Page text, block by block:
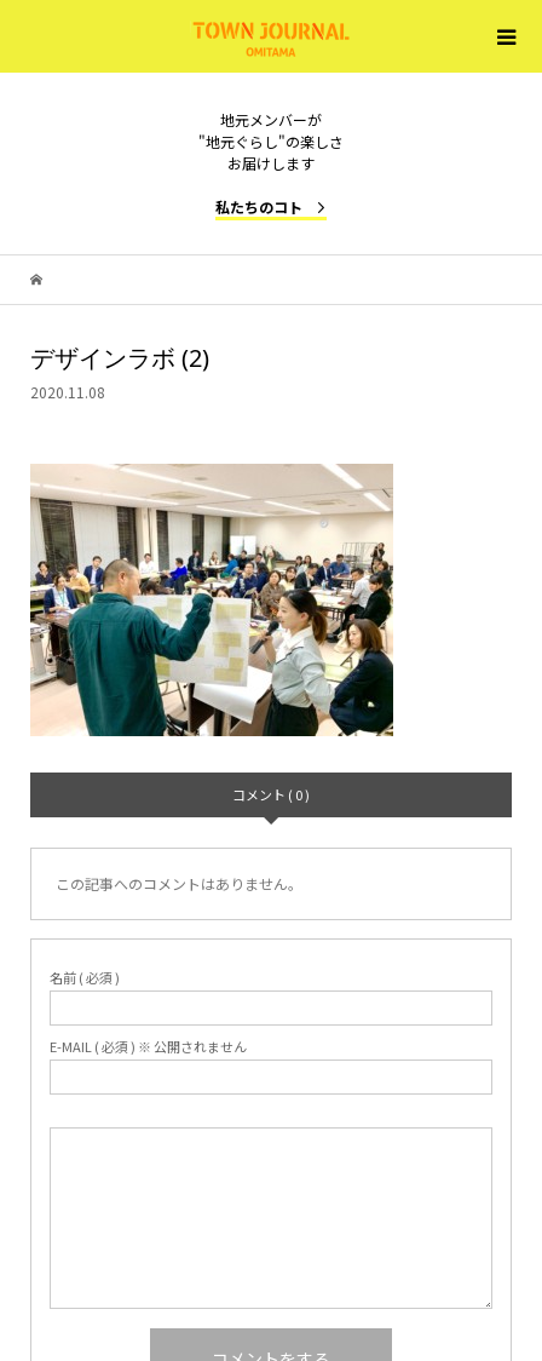
地元メンバーが
"地元ぐらし"の楽しさ
お届けします
私たちのコト
デザインラボ (2)
2020.11.08
コメント ( 0 )
この記事へのコメントはありません。
名前 ( 必須 )
E-MAIL ( 必須 ) ※ 公開されません